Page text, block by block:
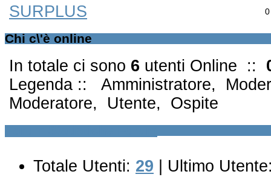
SURPLUS 0
Chi c\'è online
In totale ci sono 6 utenti Online ::
Legenda ::
Amministratore,
Moderatore, Utente, Ospite
Totale Utenti: 29 Ultimo